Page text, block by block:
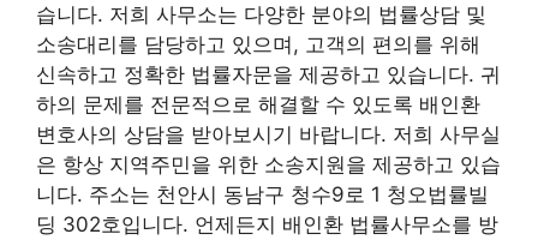
습니다. 저희 사무소는 다양한 분야의 법률상담 및
소송대리를 담당하고 있으며, 고객의 편의를 위해
신속하고 정확한 법률자문을 제공하고 있습니다. 귀
하의 문제를 전문적으로 해결할 수 있도록 배인환
변호사의 상담을 받아보시기 바랍니다. 저희 사무실
은 항상 지역주민을 위한 소송지원을 제공하고 있습
니다. 주소는 천안시 동남구 청수9로 1 청오법률빌
딩 302호입니다. 언제든지 배인환 법률사무소를 방